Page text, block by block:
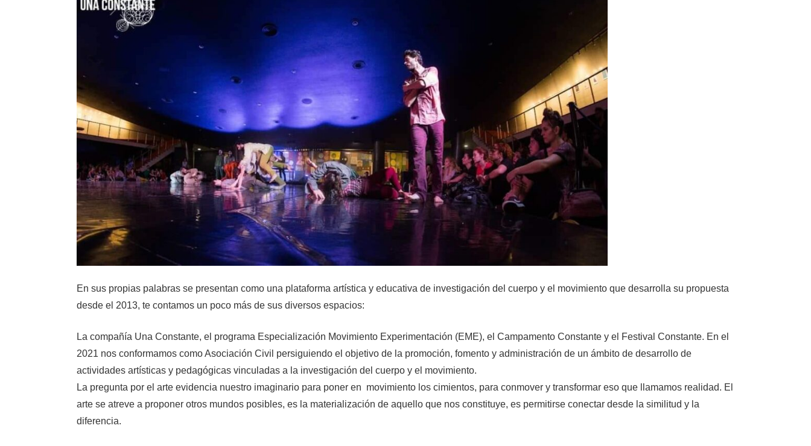
En sus propias palabras se presentan como una plataforma artística y educativa de investigación del cuerpo y el movimiento que desarrolla su propuesta
desde el 2013, te contamos un poco más de sus diversos espacios:
La compañía Una Constante, el programa Especialización Movimiento Experimentación (EME), el Campamento Constante y el Festival Constante. En el
2021 nos conformamos como Asociación Civil persiguiendo el objetivo de la promoción, fomento y administración de un ámbito de desarrollo de
actividades artísticas y pedagógicas vinculadas a la investigación del cuerpo y el movimiento.
La pregunta por el arte evidencia nuestro imaginario para poner en movimiento los cimientos, para conmover y transformar eso que llamamos realidad. El
arte se atreve a proponer otros mundos posibles, es la materialización de aquello que nos constituye, es permitirse conectar desde la similitud y la
diferencia.